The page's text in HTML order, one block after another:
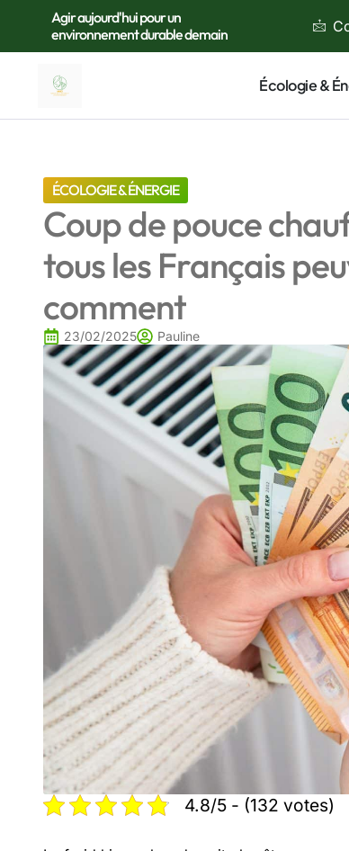
Agir aujourd'hui pour un
environnement durable demain
Écologie &
ÉCOLOGIE & ÉNERGIE
Coup de pouce
tous les Français
comment
23/02/2025 Pauline
4.8/5 - (132 votes)